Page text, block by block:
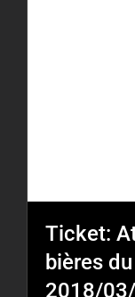
Ticket:
bières
2018/